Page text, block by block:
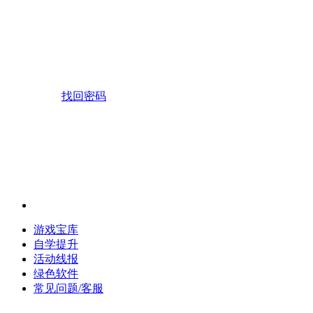
找回密码
游戏宝库
自学提升
活动线报
绿色软件
常见问题/客服